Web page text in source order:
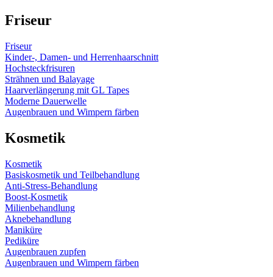
Friseur
Friseur
Kinder-, Damen- und Herrenhaarschnitt
Hochsteckfrisuren
Strähnen und Balayage
Haarverlängerung mit GL Tapes
Moderne Dauerwelle
Augenbrauen und Wimpern färben
Kosmetik
Kosmetik
Basiskosmetik und Teilbehandlung
Anti-Stress-Behandlung
Boost-Kosmetik
Milienbehandlung
Aknebehandlung
Maniküre
Pediküre
Augenbrauen zupfen
Augenbrauen und Wimpern färben